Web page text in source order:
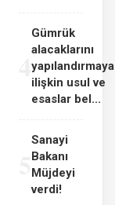
4
Gümrük
alacaklarını
yapılandırmaya
ilişkin usul ve
esaslar bel...
Sanayi
Bakanı
Müjdeyi
verdi!